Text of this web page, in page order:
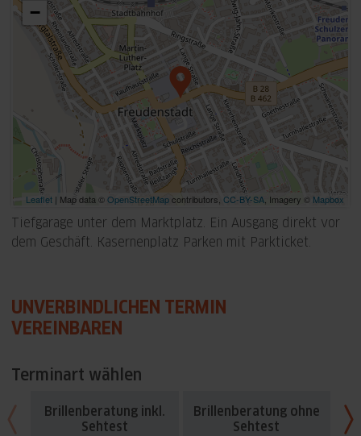
−
Leaflet | Map data ©OpenStreetMapcontributors, CC-BY-SA, Imagery © Mapbox
Tiefgarage unter dem Marktplatz. Ein Ausgang direkt vor
dem Geschäft. Kasernenplatz Parken mit Parkticket.
UNVERBINDLICHEN TERMIN
VEREINBAREN
Terminart wählen
Brillenberatung inkl.
Sehtest
Brillenberatung ohne
Sehtest